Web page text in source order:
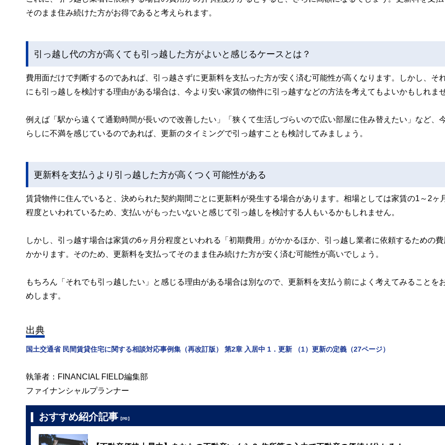
そのまま住み続けた方がお得であると考えられます。
引っ越し代の方が高くても引っ越した方がよいと感じるケースとは？
費用面だけで判断するのであれば、引っ越さずに更新料を支払った方が安く済む可能性が高くなります。しかし、そ
にも引っ越しを検討する理由がある場合は、今より安い家賃の物件に引っ越すなどの方法を考えてもよいかもしれませ
例えば「駅から遠くて通勤時間が長いので改善したい」「狭くて生活しづらいので広い部屋に住み替えたい」など、
らしに不満を感じているのであれば、更新のタイミングで引っ越すことも検討してみましょう。
更新料を支払うより引っ越した方が高くつく可能性がある
賃貸物件に住んでいると、決められた契約期間ごとに更新料が発生する場合があります。相場としては家賃の1～2ヶ
程度といわれているため、支払いがもったいないと感じて引っ越しを検討する人もいるかもしれません。
しかし、引っ越す場合は家賃の6ヶ月分程度といわれる「初期費用」がかかるほか、引っ越し業者に依頼するための費
かかります。そのため、更新料を支払ってそのまま住み続けた方が安く済む可能性が高いでしょう。
もちろん「それでも引っ越したい」と感じる理由がある場合は別なので、更新料を支払う前によく考えてみることを
めします。
出典
国土交通省 民間賃貸住宅に関する相談対応事例集（再改訂版） 第2章 入居中 1．更新 （1）更新の定義（27ページ）
執筆者：FINANCIAL FIELD編集部
ファイナンシャルプランナー
おすすめ紹介記事 【PR】